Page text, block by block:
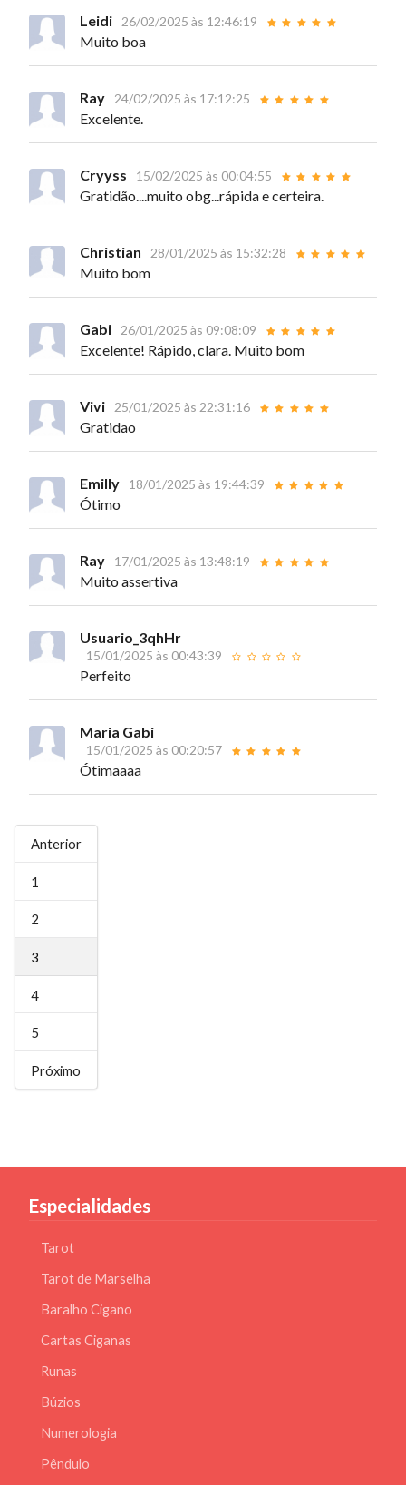
Leidi 26/02/2025 às 12:46:19
Muito boa
Ray 24/02/2025 às 17:12:25
Excelente.
Cryyss 15/02/2025 às 00:04:55
Gratidão....muito obg...rápida e certeira.
Christian 28/01/2025 às 15:32:28
Muito bom
Gabi 26/01/2025 às 09:08:09
Excelente! Rápido, clara. Muito bom
Vivi 25/01/2025 às 22:31:16
Gratidao
Emilly 18/01/2025 às 19:44:39
Ótimo
Ray 17/01/2025 às 13:48:19
Muito assertiva
Usuario_3qhHr
15/01/2025 às 00:43:39
Perfeito
Maria Gabi
15/01/2025 às 00:20:57
Ótimaaaa
Anterior
1
2
3
4
5
Próximo
Especialidades
Tarot
Tarot de Marselha
Baralho Cigano
Cartas Ciganas
Runas
Búzios
Numerologia
Pêndulo